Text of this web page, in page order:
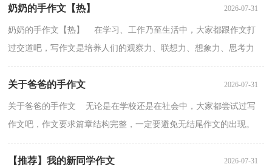
奶奶的手作文【热】 2026-07-31
奶奶的手作文【热】 在学习、工作乃至生活中，大家都跟作文打
过交道吧，写作文是培养人们的观察力、联想力、想象力、思考力
和记忆力的重要手段。那要怎么写好作文呢？下面是小...
关于爸爸的手作文 2026-07-31
关于爸爸的手作文 无论是在学校还是在社会中，大家都尝试过写
作文吧，作文要求篇章结构完整，一定要避免无结尾作文的出现。
如何写一篇有思想、有文采的作文呢？以下是小编为大家...
【推荐】我的新同学作文 2026-07-31